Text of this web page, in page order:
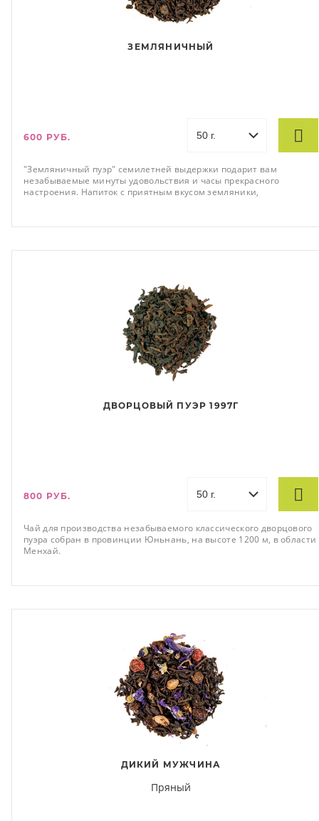
ЗЕМЛЯНИЧНЫЙ
600 РУБ.
"Земляничный пуэр" семилетней выдержки подарит вам
незабываемые минуты удовольствия и часы прекрасного
настроения. Напиток с приятным вкусом земляники,
ДВОРЦОВЫЙ ПУЭР 1997Г
800 РУБ.
Чай для производства незабываемого классического дворцового
пуэра собран в провинции Юньнань, на высоте 1200 м, в области
Менхай.
ДИКИЙ МУЖЧИНА
Пряный